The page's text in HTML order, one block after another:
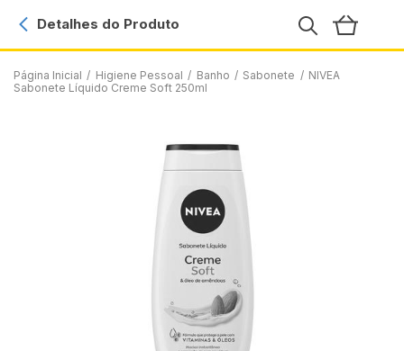
Página Inicial / Higiene Pessoal / Banho / Sabonete / NIVEA
Sabonete Líquido Creme Soft 250ml
Detalhes do Produto